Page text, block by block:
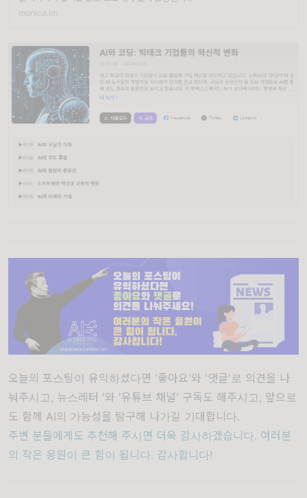
monica.im
오늘의 포스팅이 유익하셨다면 '좋아요'와 '댓글'로 의견을 나
눠주시고, 뉴스레터 '와 '유튜브 채널' 구독도 해주시고, 앞으로
도 함께 AI의 가능성을 탐구해 나가길 기대합니다.
주변 분들에게도 추천해 주시면 더욱 감사하겠습니다. 여러분
의 작은 응원이 큰 힘이 됩니다. 감사합니다!